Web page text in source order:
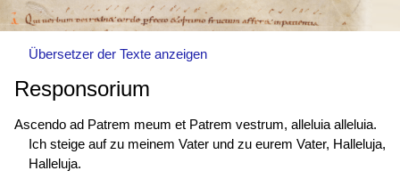
Übersetzer der Texte anzeigen
Responsorium
Ascendo ad Patrem meum et Patrem vestrum, alleluia alleluia.
Ich steige auf zu meinem Vater und zu eurem Vater, Halleluja,
Halleluja.